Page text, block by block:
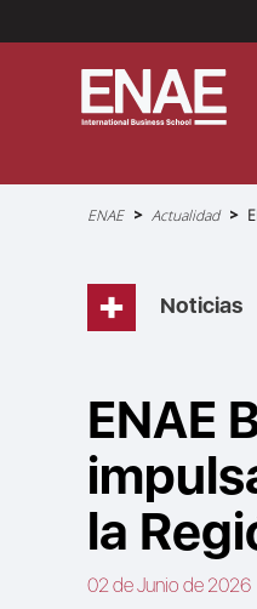
Sobrescribir
la
navegación
ENAE Actualidad
Noticias
ENAE
la
02 de Junio de 2026